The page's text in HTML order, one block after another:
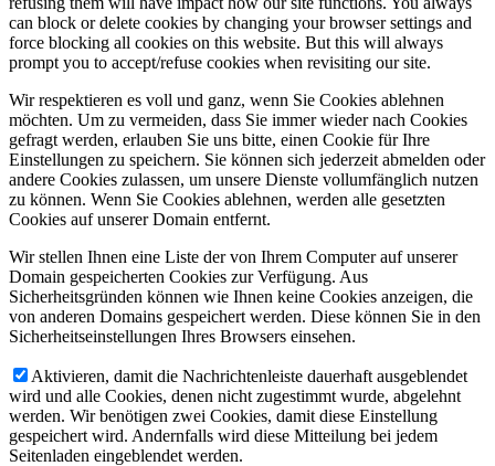
can block or delete cookies by changing your browser settings and
force blocking all cookies on this website. But this will always
prompt you to accept/refuse cookies when revisiting our site.
Wir respektieren es voll und ganz, wenn Sie Cookies ablehnen
möchten. Um zu vermeiden, dass Sie immer wieder nach Cookies
gefragt werden, erlauben Sie uns bitte, einen Cookie für Ihre
Einstellungen zu speichern. Sie können sich jederzeit abmelden oder
andere Cookies zulassen, um unsere Dienste vollumfänglich nutzen
zu können. Wenn Sie Cookies ablehnen, werden alle gesetzten
Cookies auf unserer Domain entfernt.
Wir stellen Ihnen eine Liste der von Ihrem Computer auf unserer
Domain gespeicherten Cookies zur Verfügung. Aus
Sicherheitsgründen können wie Ihnen keine Cookies anzeigen, die
von anderen Domains gespeichert werden. Diese können Sie in den
Sicherheitseinstellungen Ihres Browsers einsehen.
Aktivieren, damit die Nachrichtenleiste dauerhaft ausgeblendet
wird und alle Cookies, denen nicht zugestimmt wurde, abgelehnt
werden. Wir benötigen zwei Cookies, damit diese Einstellung
gespeichert wird. Andernfalls wird diese Mitteilung bei jedem
Seitenladen eingeblendet werden.